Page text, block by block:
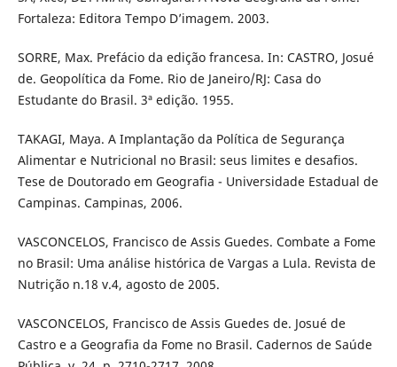
Fortaleza: Editora Tempo D’imagem. 2003.
SORRE, Max. Prefácio da edição francesa. In: CASTRO, Josué
de. Geopolítica da Fome. Rio de Janeiro/RJ: Casa do
Estudante do Brasil. 3ª edição. 1955.
TAKAGI, Maya. A Implantação da Política de Segurança
Alimentar e Nutricional no Brasil: seus limites e desafios.
Tese de Doutorado em Geografia - Universidade Estadual de
Campinas. Campinas, 2006.
VASCONCELOS, Francisco de Assis Guedes. Combate a Fome
no Brasil: Uma análise histórica de Vargas a Lula. Revista de
Nutrição n.18 v.4, agosto de 2005.
VASCONCELOS, Francisco de Assis Guedes de. Josué de
Castro e a Geografia da Fome no Brasil. Cadernos de Saúde